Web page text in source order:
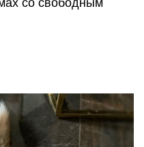
со свободным